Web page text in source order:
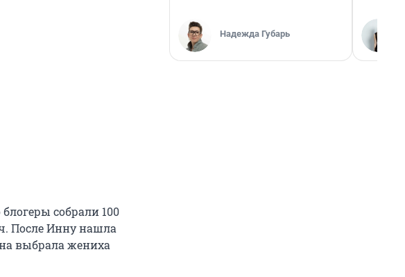
собрали 100
После Инну нашла
выбрала жениха
Надежда Губарь